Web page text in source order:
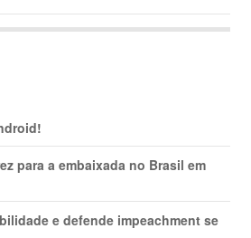
para a embaixada no Brasil em
e defende impeachment se